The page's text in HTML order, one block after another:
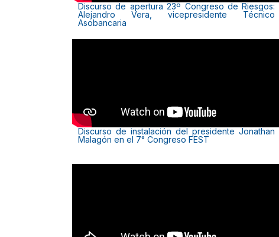
Discurso de apertura 23º Congreso de Riesgos:
Alejandro Vera, vicepresidente Técnico
Asobancaria
Discurso de instalación del presidente Jonathan
Malagón en el 7° Congreso FEST